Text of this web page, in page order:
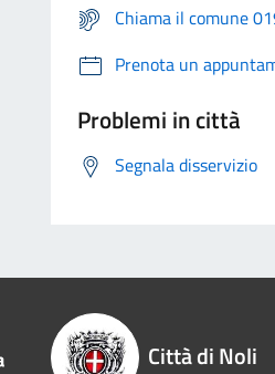
Chiama il comune
Prenota un
Problemi in città
Segnala disservizio
Città di Noli